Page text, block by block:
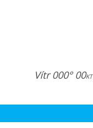
Vítr 000° 00KT